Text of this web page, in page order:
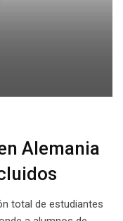
Alemania
total de estudiantes